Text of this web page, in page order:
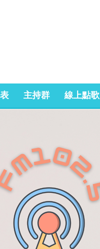
主持群 線上點歌